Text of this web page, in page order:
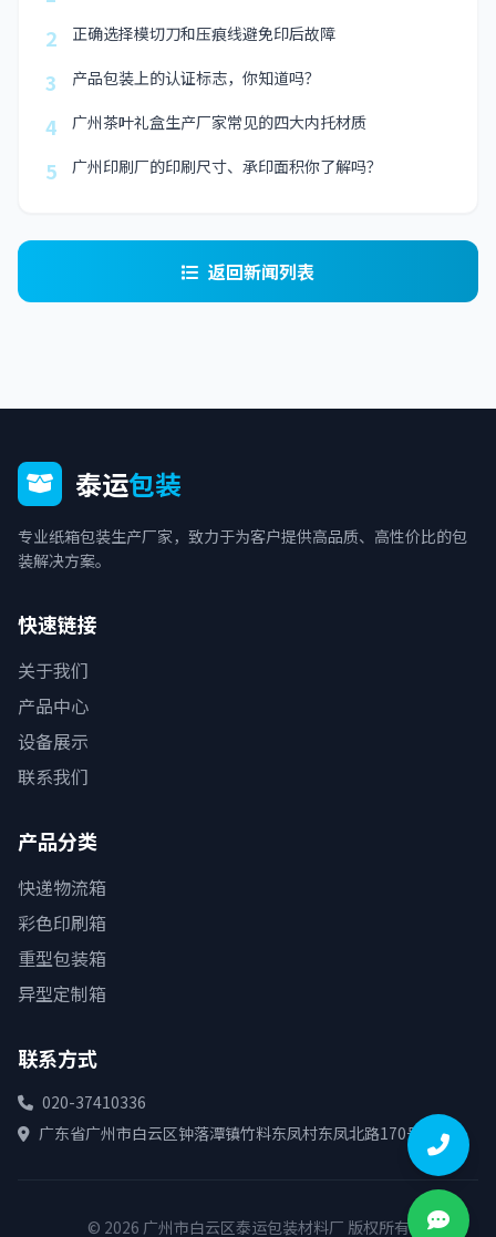
2 正确选择模切刀和压痕线避免印后故障
3 产品包装上的认证标志，你知道吗？
4 广州茶叶礼盒生产厂家常见的四大内托材质
5 广州印刷厂的印刷尺寸、承印面积你了解吗？
返回新闻列表
泰运包装
专业纸箱包装生产厂家，致力于为客户提供高品质、高性价比的包
装解决方案。
快速链接
关于我们
产品中心
设备展示
联系我们
产品分类
快递物流箱
彩色印刷箱
重型包装箱
异型定制箱
联系方式
020-37410336
广东省广州市白云区钟落潭镇竹料东凤村东凤北路170号
© 2026 广州市白云区泰运包装材料厂 版权所有